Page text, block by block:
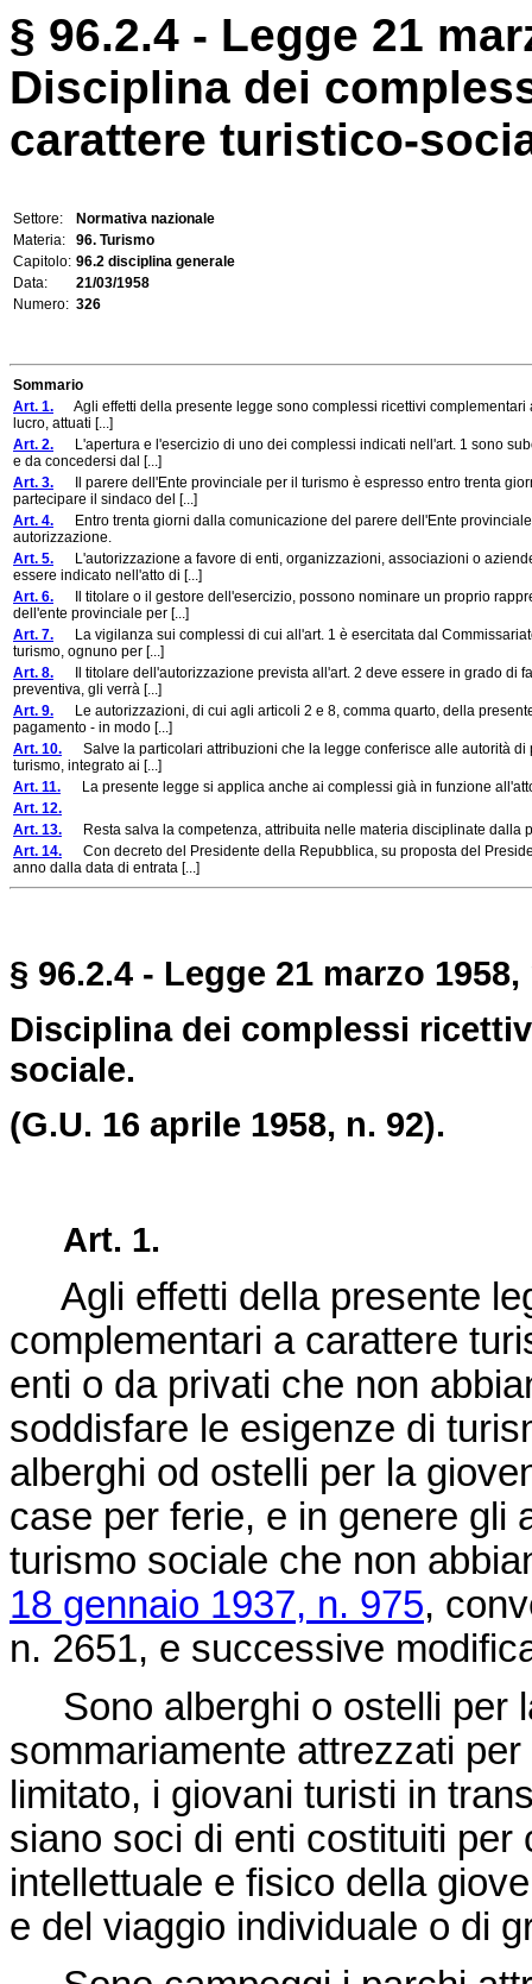
§ 96.2.4 - Legge 21
Disciplina dei
carattere turistico-
Settore:
Normativa nazionale
Materia:
96. Turismo
Capitolo: 96.2 disciplina generale
Data:
21/03/1958
Numero: 326
Sommario
Art. 1. Agli effetti della presente legge sono complessi ricettivi
lucro, attuati [...]
Art. 2. L'apertura e l'esercizio di uno dei complessi indicati nell'art. 1 sono
e da concedersi dal [...]
Art. 3. Il parere dell'Ente provinciale per il turismo è espresso entro trenta
partecipare il sindaco del [...]
Art. 4. Entro trenta giorni dalla comunicazione del parere dell'Ente
autorizzazione.
Art. 5. L'autorizzazione a favore di enti, organizzazioni, associazioni o
essere indicato nell'atto di [...]
Art. 6. Il titolare o il gestore dell'esercizio, possono nominare un proprio
dell'ente provinciale per [...]
Art. 7. La vigilanza sui complessi di cui all'art. 1 è esercitata dal
turismo, ognuno per [...]
Art. 8. Il titolare dell'autorizzazione prevista all'art. 2 deve essere in grado di
preventiva, gli verrà [...]
Art. 9. Le autorizzazioni, di cui agli articoli 2 e 8, comma quarto, della
pagamento - in modo [...]
Art. 10. Salve la particolari attribuzioni che la legge conferisce alle autorità di
turismo, integrato ai [...]
Art. 11. La presente legge si applica anche ai complessi già in funzione
Art. 12.
Art. 13. Resta salva la competenza, attribuita nelle materia disciplinate dalla
Art. 14. Con decreto del Presidente della Repubblica, su proposta del
anno dalla data di entrata [...]
§ 96.2.4 - Legge 21 marzo 1958,
Disciplina dei complessi
sociale.
(G.U. 16 aprile 1958, n. 92).
Art. 1.
Agli effetti della presente
complementari a carattere
enti o da privati che non
soddisfare le esigenze di
alberghi od ostelli per la
case per ferie, e in genere gli
turismo sociale che non
18 gennaio 1937, n. 975,
n. 2651, e successive
Sono alberghi o ostelli per
sommariamente attrezzati
limitato, i giovani turisti in
siano soci di enti costituiti per
intellettuale e fisico della
e del viaggio individuale o di